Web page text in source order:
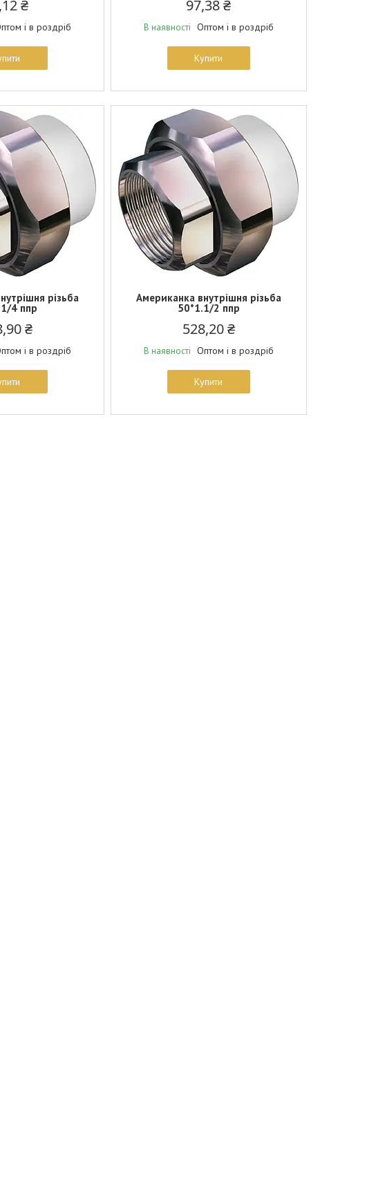
₴
і в роздріб
97,38 ₴
В наявності Оптом і в роздріб
Купити
різьба
4 ппр
₴
і в роздріб
Американка внутрішня різьба
50*1.1/2 ппр
528,20 ₴
В наявності Оптом і в роздріб
Купити